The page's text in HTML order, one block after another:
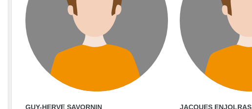
GUY-HERVE SAVORNIN JACQUES ENJOLRAS